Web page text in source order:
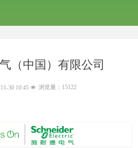
（中国）有限公司
30 10:45 넶 浏览量： 15122